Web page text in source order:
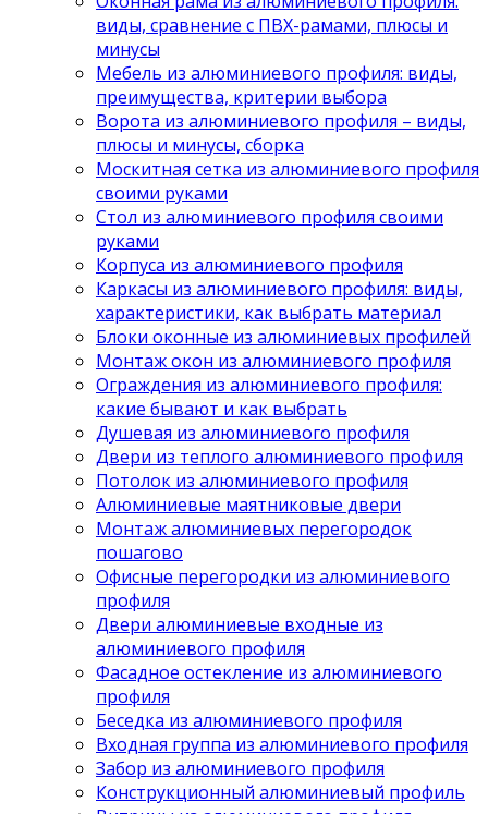
виды, сравнение с ПВХ-рамами, плюсы и
минусы
Мебель из алюминиевого профиля: виды,
преимущества, критерии выбора
Ворота из алюминиевого профиля – виды,
плюсы и минусы, сборка
Москитная сетка из алюминиевого профиля
своими руками
Стол из алюминиевого профиля своими
руками
Корпуса из алюминиевого профиля
Каркасы из алюминиевого профиля: виды,
характеристики, как выбрать материал
Блоки оконные из алюминиевых профилей
Монтаж окон из алюминиевого профиля
Ограждения из алюминиевого профиля:
какие бывают и как выбрать
Душевая из алюминиевого профиля
Двери из теплого алюминиевого профиля
Потолок из алюминиевого профиля
Алюминиевые маятниковые двери
Монтаж алюминиевых перегородок
пошагово
Офисные перегородки из алюминиевого
профиля
Двери алюминиевые входные из
алюминиевого профиля
Фасадное остекление из алюминиевого
профиля
Беседка из алюминиевого профиля
Входная группа из алюминиевого профиля
Забор из алюминиевого профиля
Конструкционный алюминиевый профиль